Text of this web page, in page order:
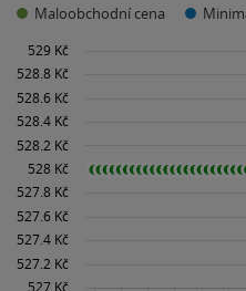
Maloobchodní cena